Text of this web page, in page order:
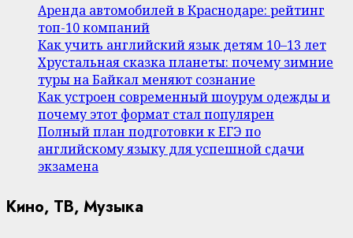
Аренда автомобилей в Краснодаре: рейтинг
топ-10 компаний
Как учить английский язык детям 10–13 лет
Хрустальная сказка планеты: почему зимние
туры на Байкал меняют сознание
Как устроен современный шоурум одежды и
почему этот формат стал популярен
Полный план подготовки к ЕГЭ по
английскому языку для успешной сдачи
экзамена
Кино, ТВ, Музыка